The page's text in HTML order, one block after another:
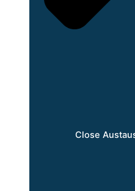
Close